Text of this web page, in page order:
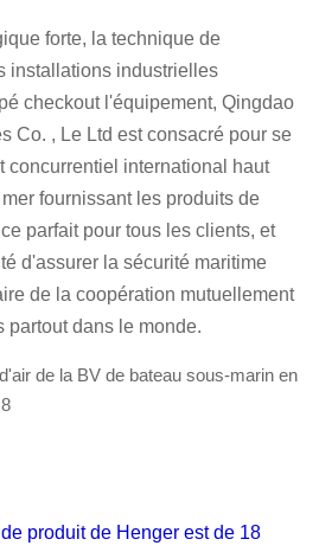
forte, la technique de
installations industrielles
checkout l'équipement, Qingdao
Co. , Le Ltd est consacré pour se
concurrentiel international haut
fournissant les produits de
parfait pour tous les clients, et
d'assurer la sécurité maritime
de la coopération mutuellement
partout dans le monde.
produit de Henger est de 18